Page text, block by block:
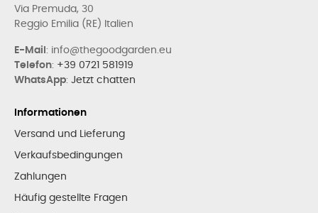
Via Premuda, 30
Reggio Emilia (RE) Italien
E-Mail : info@thegoodgarden.eu
Telefon: +39 0721 581919
WhatsApp: Jetzt chatten
Informationen
Versand und Lieferung
Verkaufsbedingungen
Zahlungen
Häufig gestellte Fragen